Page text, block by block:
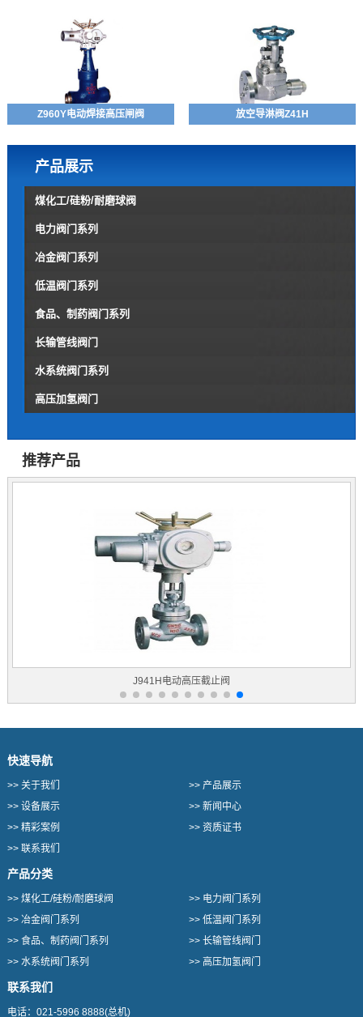
Z960Y电动焊接高压闸阀 放空导淋阀Z41H
产品展示
煤化工/硅粉/耐磨球阀
电力阀门系列
冶金阀门系列
低温阀门系列
食品、制药阀门系列
长输管线阀门
水系统阀门系列
高压加氢阀门
推荐产品
J941H电动高压截止阀
快速导航
>> 关于我们 >> 产品展示
>> 设备展示 >> 新闻中心
>> 精彩案例 >> 资质证书
>> 联系我们
产品分类
>> 煤化工/硅粉/耐磨球阀 >> 电力阀门系列
>> 冶金阀门系列 >> 低温阀门系列
>> 食品、制药阀门系列 >> 长输管线阀门
>> 水系统阀门系列 >> 高压加氢阀门
联系我们
电话： 021-5996 8888(总机)